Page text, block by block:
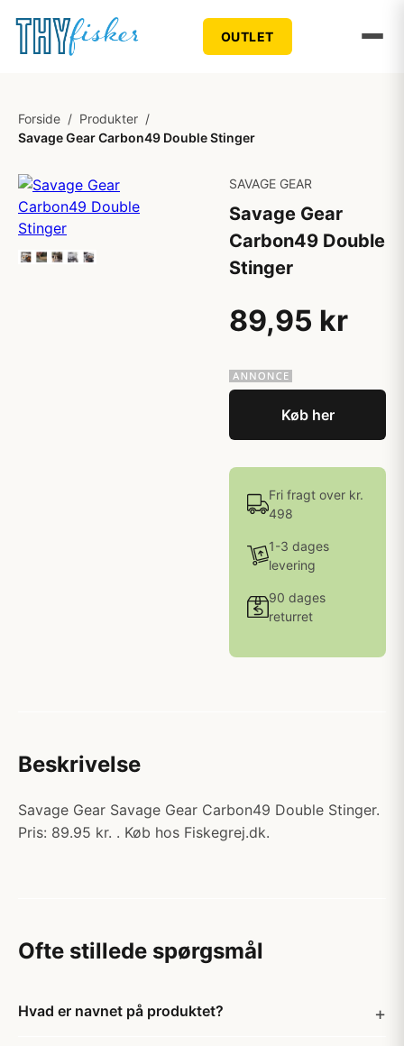
OUTLET
Forside / Produkter /
Savage Gear Carbon49 Double Stinger
SAVAGE GEAR
Savage Gear
Carbon49 Double
Stinger
89,95 kr
Køb her
Fri fragt over kr.
498
1-3 dages
levering
90 dages
returret
Beskrivelse
Savage Gear Savage Gear Carbon49 Double Stinger.
Pris: 89.95 kr. . Køb hos Fiskegrej.dk.
Ofte stillede spørgsmål
Hvad er navnet på produktet?